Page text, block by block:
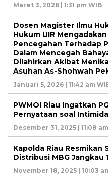
Maret 3, 2026 | 1:31 pm WIB
Dosen Magister Ilmu
Hukum UIR
Pencegahan Terhadap
Dalam Mencegah
Dilahirkan Akibat
Asuhan As-Shohwah
Januari 5, 2026 | 11:42 am
PWMOI Riau Ingatkan
Pernyataan soal
Desember 31, 2025 | 11:08
Kapolda Riau Resmikan
Distribusi MBG Jangkau
November 18, 2025 | 10:03